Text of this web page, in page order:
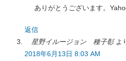
ありがとうございます。
返信
星野イルージョン 種子彰 よ
2018年6月13日 8:03 AM